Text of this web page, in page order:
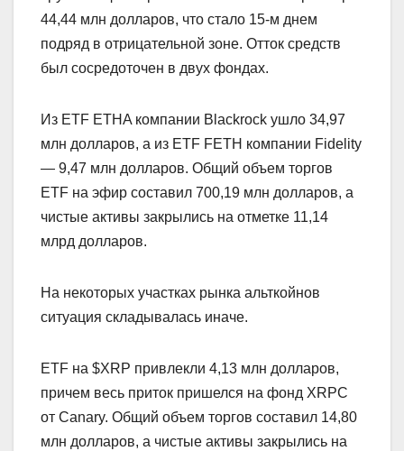
44,44 млн долларов, что стало 15-м днем
подряд в отрицательной зоне. Отток средств
был сосредоточен в двух фондах.
Из ETF ETHA компании Blackrock ушло 34,97
млн долларов, а из ETF FETH компании Fidelity
— 9,47 млн долларов. Общий объем торгов
ETF на эфир составил 700,19 млн долларов, а
чистые активы закрылись на отметке 11,14
млрд долларов.
На некоторых участках рынка альткойнов
ситуация складывалась иначе.
ETF на $XRP привлекли 4,13 млн долларов,
причем весь приток пришелся на фонд XRPC
от Canary. Общий объем торгов составил 14,80
млн долларов, а чистые активы закрылись на